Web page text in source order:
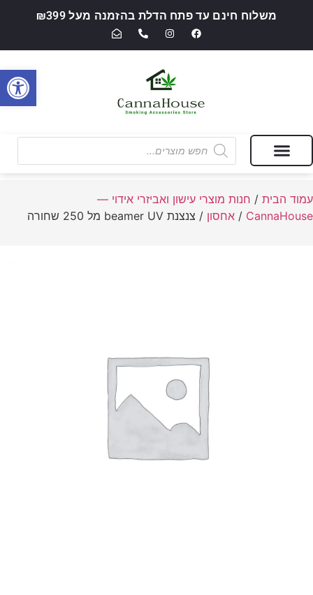
משלוח חינם עד פתח הדלת בהזמנה מעל ₪399
עמוד הבית / חנות מוצרי עישון ואביזרי אידוי —
CannaHouse
/ אחסון / צנצנת beamer UV מל 250 שחורה
פתח